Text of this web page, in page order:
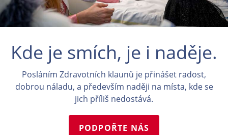
Kde je smích, je i naděje.
Posláním Zdravotních klaunů je přinášet radost,
dobrou náladu, a především naději na místa, kde se
jich příliš nedostává.
PODPOŘTE NÁS